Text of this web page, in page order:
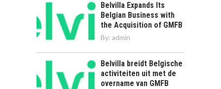
Belvilla Expands Its
Belgian Business with
the Acquisition of GMFB
By: admin
Belvilla breidt Belgische
activiteiten uit met de
overname van GMFB